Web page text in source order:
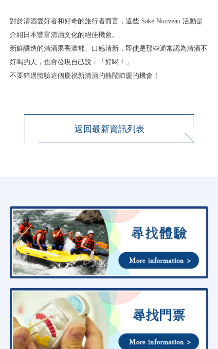
對於清酒愛好者和好奇的旅行者而言，這些 Sake Nouveau 活動是
介紹日本豐富清酒文化的絕佳機會。
新鮮釀造的清酒果香濃郁、口感清新，即使是那些通常認為清酒不
好喝的人，也會發現自己說：「好喝！」
不要錯過體驗這個慶祝新清酒的熱鬧節慶的機會！
返回最新資訊列表